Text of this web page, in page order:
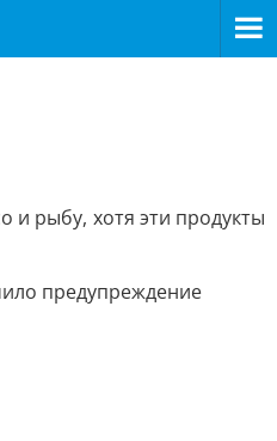
и рыбу, хотя эти продукты
предупреждение